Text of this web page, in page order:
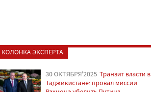
КОЛОНКА ЭКСПЕРТА
30 ОКТЯБРЯ'2025 Транзит власти в
Таджикистане: провал миссии